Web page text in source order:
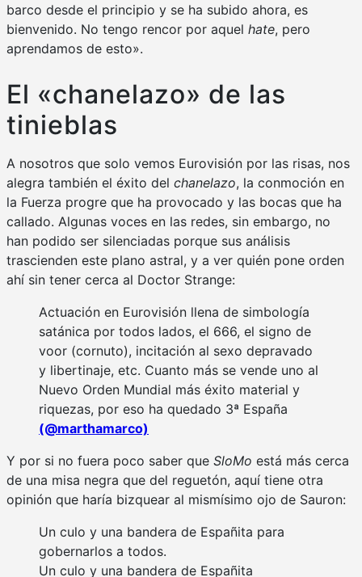
barco desde el principio y se ha subido ahora, es
bienvenido. No tengo rencor por aquel hate, pero
aprendamos de esto».
El «chanelazo» de las
tinieblas
A nosotros que solo vemos Eurovisión por las risas, nos
alegra también el éxito del chanelazo, la conmoción en
la Fuerza progre que ha provocado y las bocas que ha
callado. Algunas voces en las redes, sin embargo, no
han podido ser silenciadas porque sus análisis
trascienden este plano astral, y a ver quién pone orden
ahí sin tener cerca al Doctor Strange:
Actuación en Eurovisión llena de simbología
satánica por todos lados, el 666, el signo de
voor (cornuto), incitación al sexo depravado
y libertinaje, etc. Cuanto más se vende uno al
Nuevo Orden Mundial más éxito material y
riquezas, por eso ha quedado 3ª España
(@marthamarco)
Y por si no fuera poco saber que SloMo está más cerca
de una misa negra que del reguetón, aquí tiene otra
opinión que haría bizquear al mismísimo ojo de Sauron:
Un culo y una bandera de Españita para
gobernarlos a todos.
Un culo y una bandera de Españita